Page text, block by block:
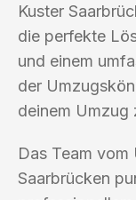
Kuster
die perfekte
und einem
der
deinem Umzug
Das Team
Saarbrücken